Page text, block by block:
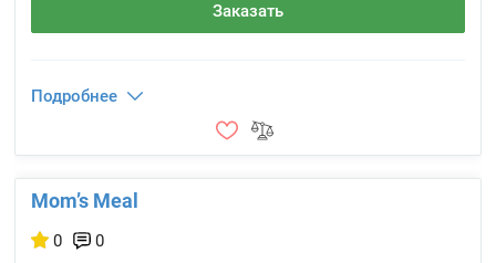
Заказать
Подробнее
Mom’s Meal
0 0